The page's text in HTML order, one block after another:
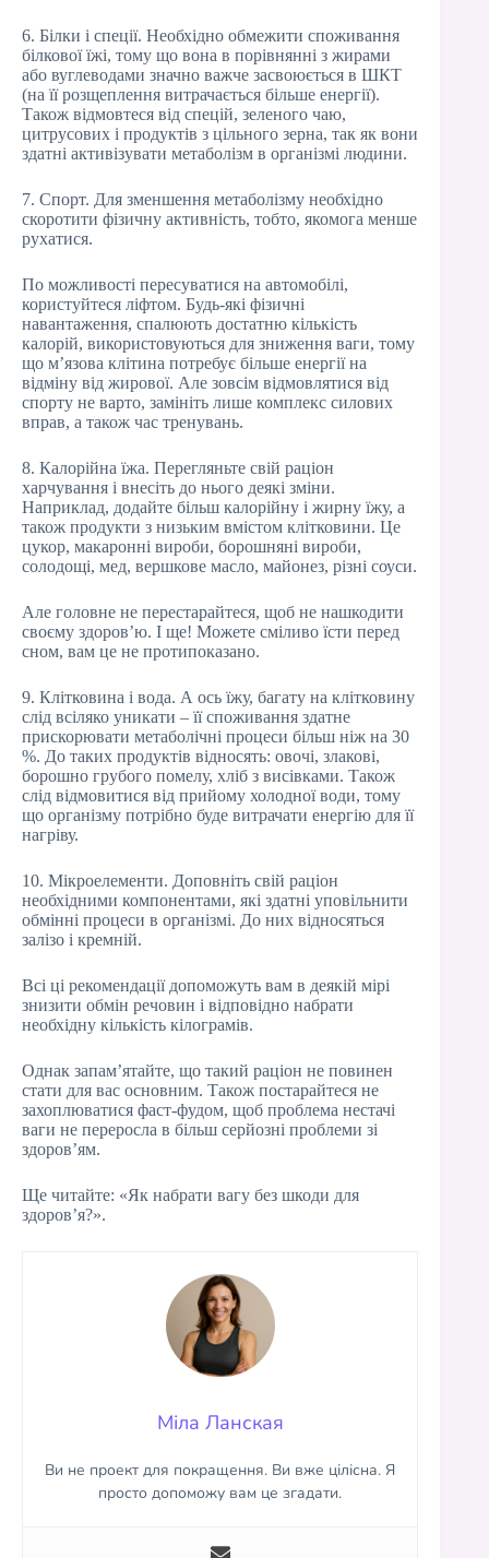
6. Білки і спеції. Необхідно обмежити споживання
білкової їжі, тому що вона в порівнянні з жирами
або вуглеводами значно важче засвоюється в ШКТ
(на її розщеплення витрачається більше енергії).
Також відмовтеся від спецій, зеленого чаю,
цитрусових і продуктів з цільного зерна, так як вони
здатні активізувати метаболізм в організмі людини.
7. Спорт. Для зменшення метаболізму необхідно
скоротити фізичну активність, тобто, якомога менше
рухатися.
По можливості пересуватися на автомобілі,
користуйтеся ліфтом. Будь-які фізичні
навантаження, спалюють достатню кількість
калорій, використовуються для зниження ваги, тому
що м’язова клітина потребує більше енергії на
відміну від жирової. Але зовсім відмовлятися від
спорту не варто, замініть лише комплекс силових
вправ, а також час тренувань.
8. Калорійна їжа. Перегляньте свій раціон
харчування і внесіть до нього деякі зміни.
Наприклад, додайте більш калорійну і жирну їжу, а
також продукти з низьким вмістом клітковини. Це
цукор, макаронні вироби, борошняні вироби,
солодощі, мед, вершкове масло, майонез, різні соуси.
Але головне не перестарайтеся, щоб не нашкодити
своєму здоров’ю. І ще! Можете сміливо їсти перед
сном, вам це не протипоказано.
9. Клітковина і вода. А ось їжу, багату на клітковину
слід всіляко уникати – її споживання здатне
прискорювати метаболічні процеси більш ніж на 30
%. До таких продуктів відносять: овочі, злакові,
борошно грубого помелу, хліб з висівками. Також
слід відмовитися від прийому холодної води, тому
що організму потрібно буде витрачати енергію для її
нагріву.
10. Мікроелементи. Доповніть свій раціон
необхідними компонентами, які здатні уповільнити
обмінні процеси в організмі. До них відносяться
залізо і кремній.
Всі ці рекомендації допоможуть вам в деякій мірі
знизити обмін речовин і відповідно набрати
необхідну кількість кілограмів.
Однак запам’ятайте, що такий раціон не повинен
стати для вас основним. Також постарайтеся не
захоплюватися фаст-фудом, щоб проблема нестачі
ваги не переросла в більш серйозні проблеми зі
здоров’ям.
Ще читайте: «Як набрати вагу без шкоди для
здоров’я?».
Міла Ланская
Ви не проект для покращення. Ви вже цілісна. Я
просто допоможу вам це згадати.